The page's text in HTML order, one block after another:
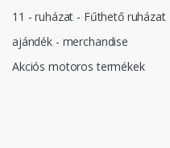
11 - ruházat - Fűthető ruházat
ajándék - merchandise
Akciós motoros termékek